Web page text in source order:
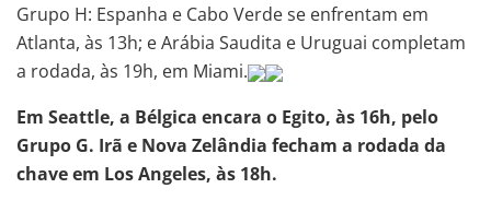
Grupo H: Espanha e Cabo Verde se enfrentam em
Atlanta, às 13h; e Arábia Saudita e Uruguai completam
a rodada, às 19h, em Miami.
Em Seattle, a Bélgica encara o Egito, às 16h, pelo
Grupo G. Irã e Nova Zelândia fecham a rodada da
chave em Los Angeles, às 18h.